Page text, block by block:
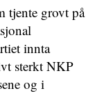
tjente grovt på
innta
sterkt NKP
og i